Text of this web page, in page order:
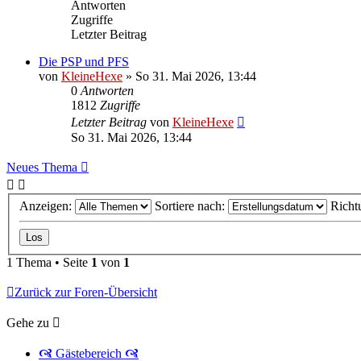
Antworten
Zugriffe
Letzter Beitrag
Die PSP und PFS
von KleineHexe » So 31. Mai 2026, 13:44
0 Antworten
1812 Zugriffe
Letzter Beitrag von KleineHexe
So 31. Mai 2026, 13:44
Neues Thema
Anzeigen: Sortiere nach:
1 Thema • Seite 1 von 1
Zurück zur Foren-Übersicht
Gehe zu
🙧 Gästebereich 🙧